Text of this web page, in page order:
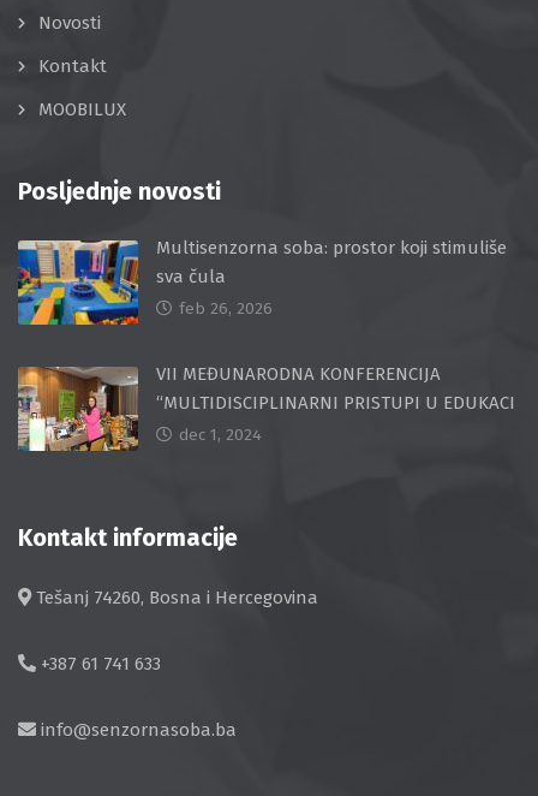
Novosti
Kontakt
MOOBILUX
Posljednje novosti
Multisenzorna soba: prostor koji stimuliše
sva čula
feb 26, 2026
VII MEĐUNARODNA KONFERENCIJA
“MULTIDISCIPLINARNI PRISTUPI U EDUKACI
dec 1, 2024
Kontakt informacije
Tešanj 74260, Bosna i Hercegovina
+387 61 741 633
info@senzornasoba.ba